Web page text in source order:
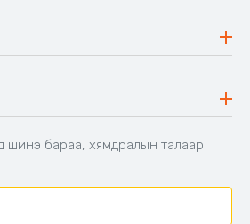
шинэ бараа, хямдралын талаар